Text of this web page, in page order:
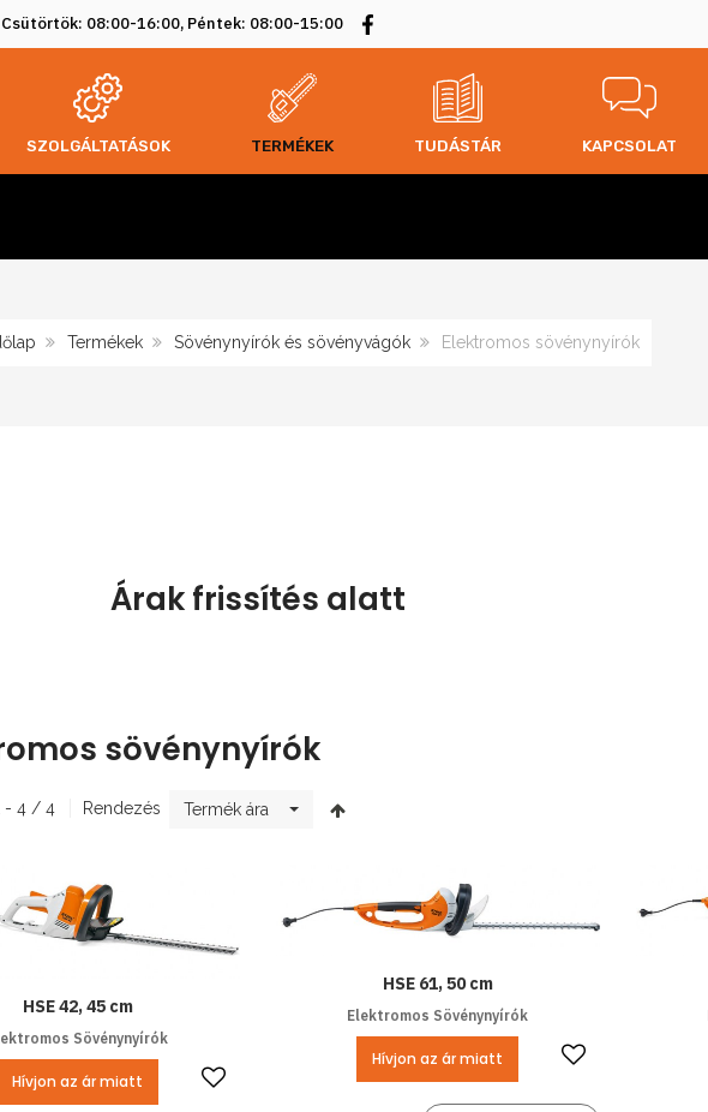
08:00-16:00, Péntek: 08:00-15:00
SZOLGÁLTATÁSOK TERMÉKEK TUDÁSTÁR KAPCSOLAT
Termékek Sövénynyírók és sövényvágók Elektromos sövénynyírók
Árak frissítés alatt
sövénynyírók
- 4 / 4 Rendezés Termék ára
HSE 42, 45 cm
Sövénynyírók
Hívjon az ár miatt Kedvencekhez ad
HSE 61, 50 cm
Elektromos Sövénynyírók
Hívjon az ár miatt